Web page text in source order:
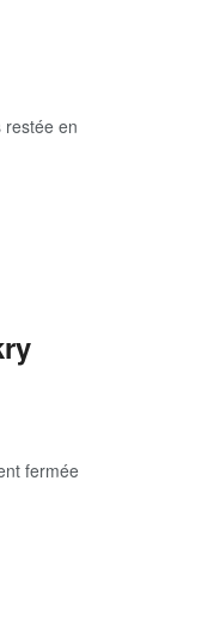
restée en
fermée